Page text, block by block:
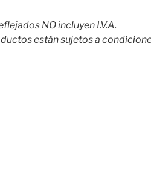
NO incluyen I.V.A.
están sujetos a